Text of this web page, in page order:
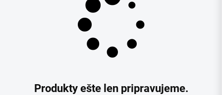
Produkty ešte len pripravujeme.